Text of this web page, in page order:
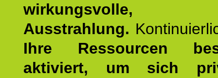
wirkungsvolle,
Ausstrahlung.
Ihre Ressourcen
aktiviert, um sich